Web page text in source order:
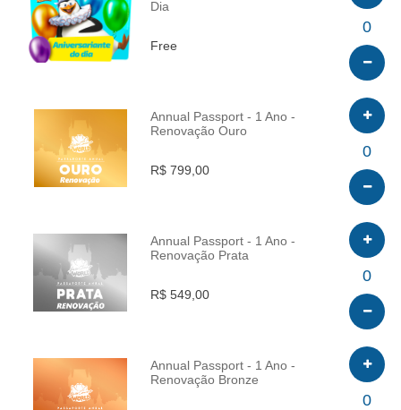
INFO
Dia
Free
0
INFO
Annual Passport - 1 Ano -
Renovação Ouro
R$ 799,00
0
INFO
Annual Passport - 1 Ano -
Renovação Prata
R$ 549,00
0
INFO
Annual Passport - 1 Ano -
Renovação Bronze
0